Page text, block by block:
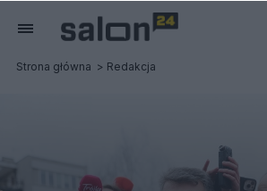
Strona główna Redakcja